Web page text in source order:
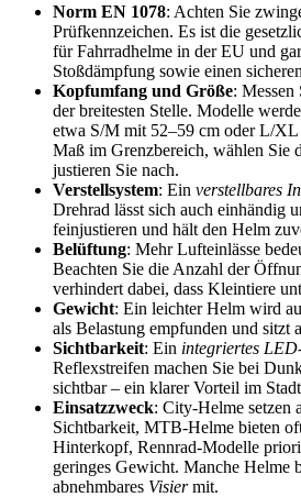
Norm EN 1078: Achten Sie
Prüfkennzeichen. Es ist die
für Fahrradhelme in der EU und
Stoßdämpfung sowie einen
Kopfumfang und Größe:
der breitesten Stelle. Modelle
etwa S/M mit 52–59 cm oder L/
Maß im Grenzbereich, wählen Sie
justieren Sie nach.
Verstellsystem: Ein verstellbares
Drehrad lässt sich auch einhändig
feinjustieren und hält den Helm
Belüftung: Mehr Lufteinlässe
Beachten Sie die Anzahl der
verhindert dabei, dass Kleintiere
Gewicht: Ein leichter Helm wird
als Belastung empfunden und sitzt
Sichtbarkeit: Ein integriertes
Reflexstreifen machen Sie bei
sichtbar – ein klarer Vorteil im
Einsatzzweck: City-Helme setzen
Sichtbarkeit, MTB-Helme bieten
Hinterkopf, Rennrad-Modelle
geringes Gewicht. Manche Helme
abnehmbares Visiermit.